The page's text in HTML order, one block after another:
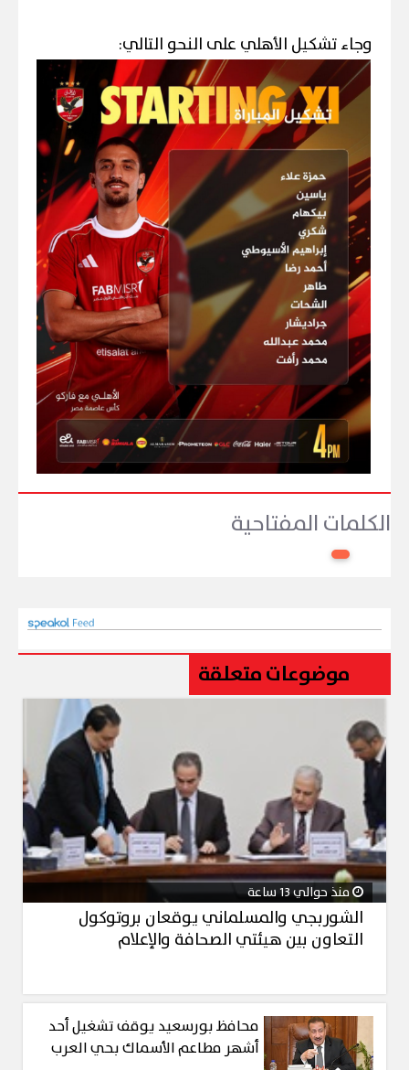
وجاء تشكيل الأهلي على النحو التالي:
الكلمات المفتاحية
موضوعات متعلقة
منذ حوالي 13 ساعة
الشوربجي والمسلماني يوقعان بروتوكول
التعاون بين هيئتي الصحافة والإعلام
محافظ بورسعيد يوقف تشغيل أحد
أشهر مطاعم الأسماك بحي العرب